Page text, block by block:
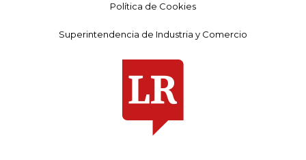
Política de Cookies
Superintendencia de Industria y Comercio